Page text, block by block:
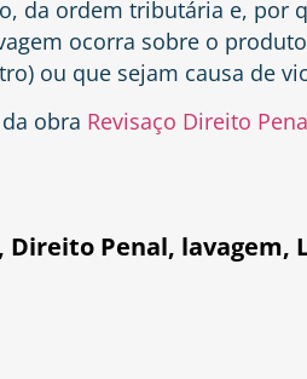
da ordem tributária e, por
ocorra sobre o
ou que sejam causa de
obra Revisaço Direito
, Direito Penal, lavagem,